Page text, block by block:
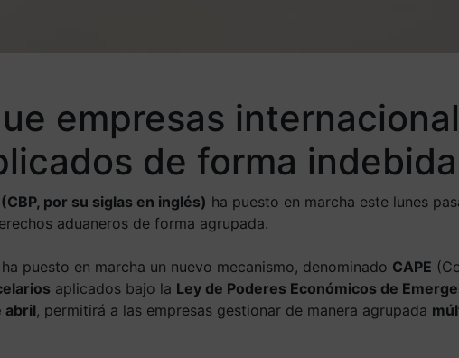
empresas
de forma indebida
por su siglas en inglés) ha puesto en marcha este lunes
aduaneros de forma agrupada.
ha puesto en marcha un nuevo mecanismo, denominado CAPE
aplicados bajo la Ley de Poderes Económicos de
abril, permitirá a las empresas gestionar de manera agrupada